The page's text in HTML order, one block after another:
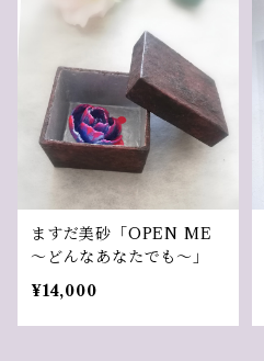
ますだ美砂「OPEN ME
～どんなあなたでも～」
¥14,000